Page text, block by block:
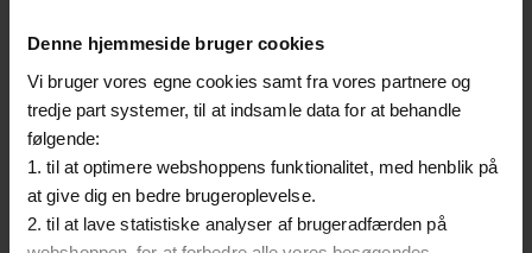
Denne hjemmeside bruger cookies
Vi bruger vores egne cookies samt fra vores partnere og
tredje part systemer, til at indsamle data for at behandle
følgende:
1. til at optimere webshoppens funktionalitet, med henblik på
at give dig en bedre brugeroplevelse.
2. til at lave statistiske analyser af brugeradfærden på
HANGFRILL-M
BASOPEN-LAMP